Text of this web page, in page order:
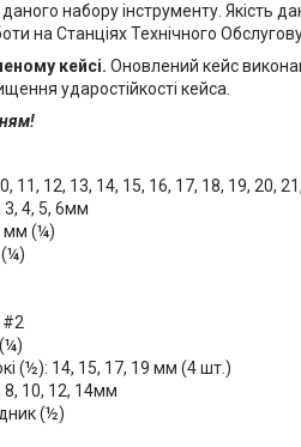
набору інструменту. Якість
на Станціях Технічного
кейсі. Оновлений кейс
ударостійкості кейса.
11, 12, 13, 14, 15, 16, 17, 18, 19, 20,
4, 5, 6мм
мм (¼)
(¼)
#2
(½): 14, 15, 17, 19 мм (4 шт.)
10, 12, 14мм
(½)